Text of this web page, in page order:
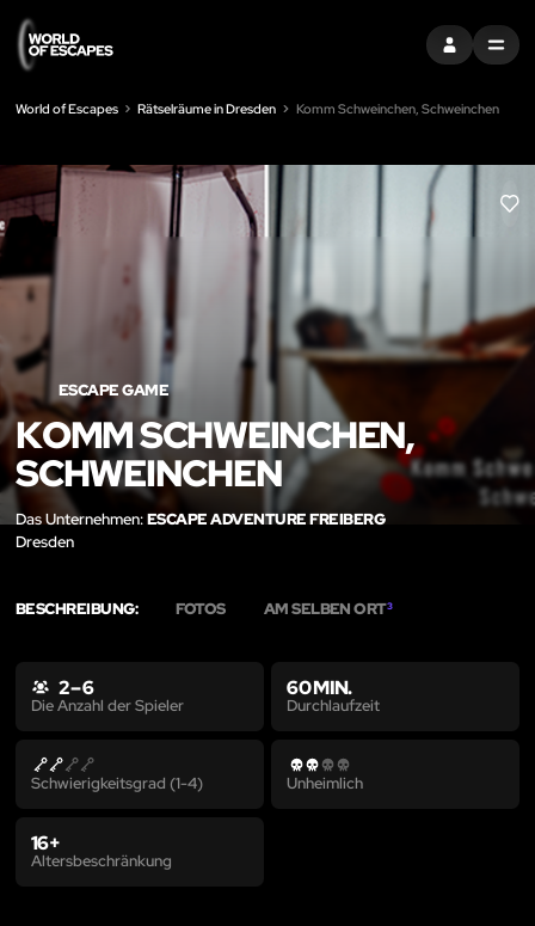
EINTRAGEN
MENU
World of Escapes Rätselräume in Dresden Komm Schweinchen, Schweinchen
LIKE
ESCAPE GAME
KOMM SCHWEINCHEN,
SCHWEINCHEN
Das Unternehmen:ESCAPE ADVENTURE FREIBERG
Dresden
BESCHREIBUNG: FOTOS AM SELBEN ORT3
2 – 6
Die Anzahl der Spieler
60 MIN.
Durchlaufzeit
Schwierigkeitsgrad (1-4) Unheimlich
16+
Altersbeschränkung